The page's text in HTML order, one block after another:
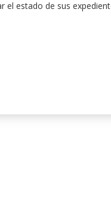
el estado de sus